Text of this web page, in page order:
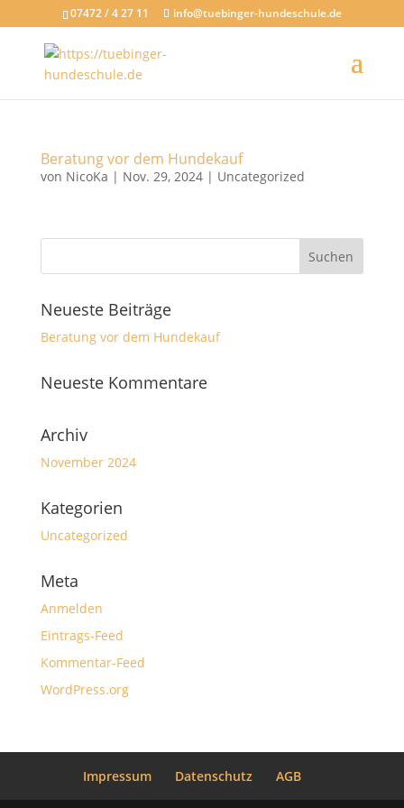
07472 / 4 27 11 info@tuebinger-hundeschule.de
Beratung vor dem Hundekauf
von NicoKa | Nov. 29, 2024| Uncategorized
Neueste Beiträge
Beratung vor dem Hundekauf
Neueste Kommentare
Archiv
November 2024
Kategorien
Uncategorized
Meta
Anmelden
Eintrags-Feed
Kommentar-Feed
WordPress.org
Impressum Datenschutz AGB